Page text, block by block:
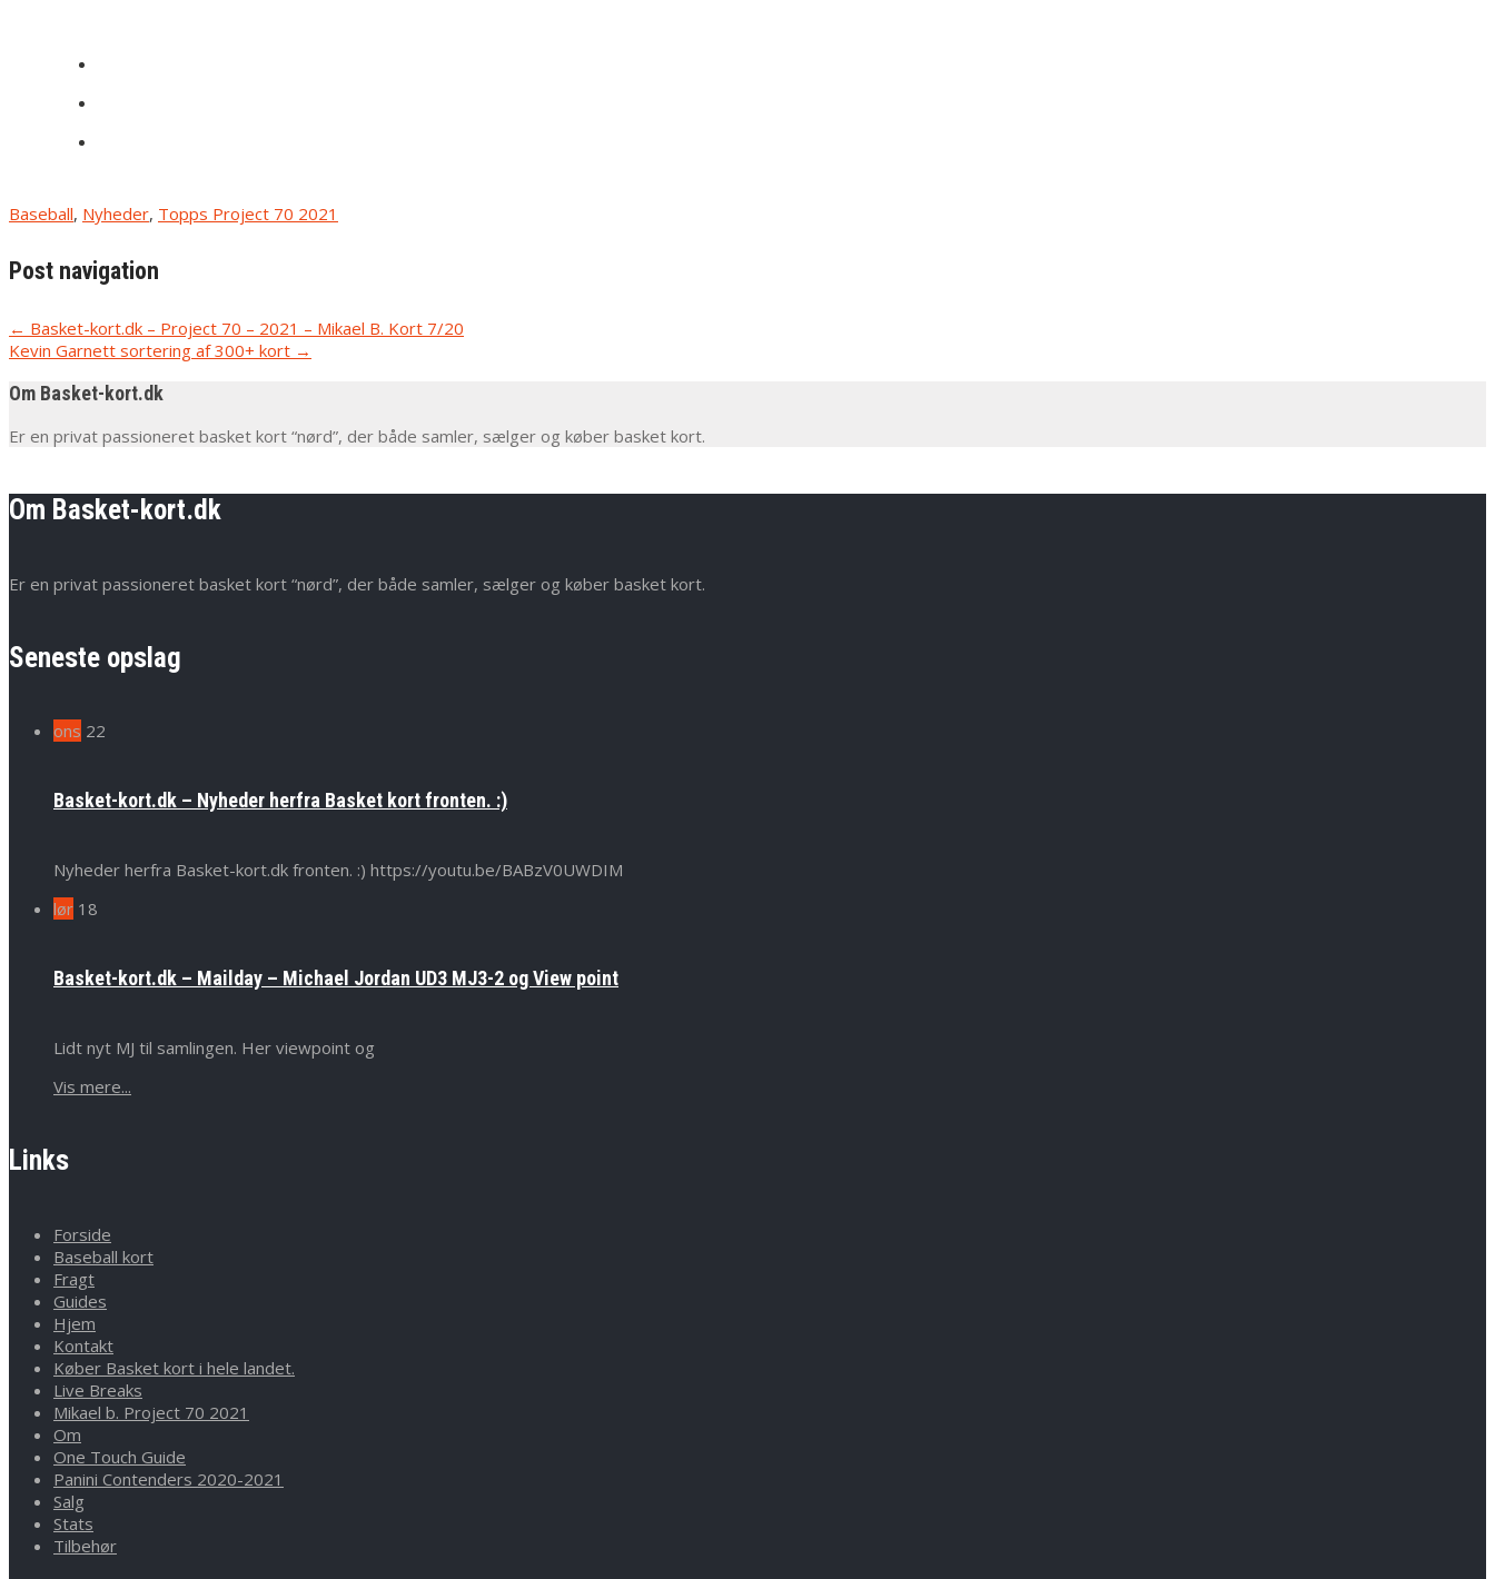
Baseball, Nyheder, Topps Project 70 2021
Post navigation
← Basket-kort.dk – Project 70 – 2021 – Mikael B. Kort 7/20
Kevin Garnett sortering af 300+ kort →
Om Basket-kort.dk
Er en privat passioneret basket kort “nørd”, der både samler, sælger og køber basket kort.
Om Basket-kort.dk
Er en privat passioneret basket kort “nørd”, der både samler, sælger og køber basket kort.
Seneste opslag
ons 22
Basket-kort.dk – Nyheder herfra Basket kort fronten. :)
Nyheder herfra Basket-kort.dk fronten. :) https://youtu.be/BABzV0UWDIM
lør 18
Basket-kort.dk – Mailday – Michael Jordan UD3 MJ3-2 og View point
Lidt nyt MJ til samlingen. Her viewpoint og
Vis mere...
Links
Forside
Baseball kort
Fragt
Guides
Hjem
Kontakt
Køber Basket kort i hele landet.
Live Breaks
Mikael b. Project 70 2021
Om
One Touch Guide
Panini Contenders 2020-2021
Salg
Stats
Tilbehør